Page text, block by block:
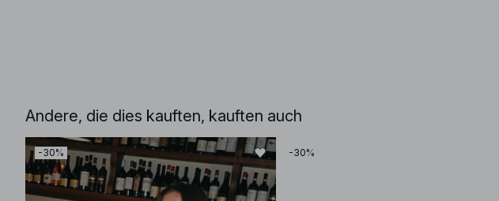
Andere, die dies kauften, kauften auch
-30% -30%